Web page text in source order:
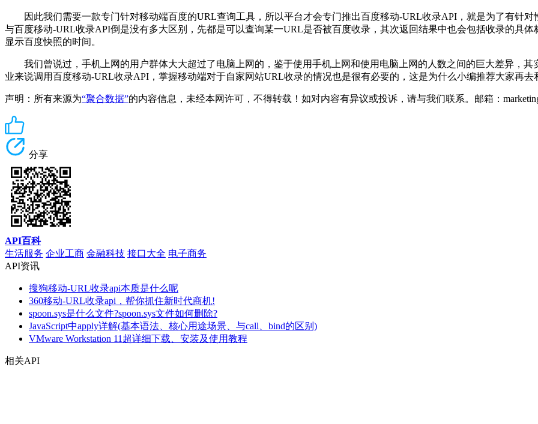
因此我们需要一款专门针对移动端百度的URL查询工具，所以平台才会专门推出百度移动-URL收录API，就是为了有针对
与百度移动-URL收录API倒是没有多大区别，先都是可以查询某一URL是否被百度收录，其次返回结果中也会包括收录的具
显示百度快照的时间。
我们曾说过，手机上网的用户群体大大超过了电脑上网的，鉴于使用手机上网和使用电脑上网的人数之间的巨大差异，其
业来说调用百度移动-URL收录API，掌握移动端对于自家网站URL收录的情况也是很有必要的，这是为什么小编推荐大家再去
声明：所有来源为“聚合数据”的内容信息，未经本网许可，不得转载！如对内容有异议或投诉，请与我们联系。邮箱：
分享
API百科
生活服务 企业工商 金融科技 接口大全 电子商务
API资讯
搜狗移动-URL收录api本质是什么呢
360移动-URL收录api，帮你抓住新时代商机!
spoon.sys是什么文件?spoon.sys文件如何删除?
JavaScript中apply详解(基本语法、核心用途场景、与call、bind的区别)
VMware Workstation 11超详细下载、安装及使用教程
相关API